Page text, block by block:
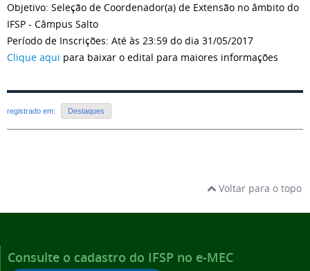
Objetivo: Seleção de Coordenador(a) de Extensão no âmbito do
IFSP - Câmpus Salto
Período de Inscrições: Até às 23:59 do dia 31/05/2017
Clique aqui para baixar o edital para maiores informações
registrado em: Destaques
Voltar para o topo
Consulte o cadastro do IFSP no e-MEC